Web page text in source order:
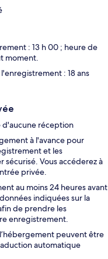
: 13 h 00 ; heure de
moment.
: 18 ans
réception
à l'avance pour
et les
sécurisé. Vous accéderez à
privée.
au moins 24 heures avant
indiquées sur la
de prendre les
enregistrement.
peuvent être
automatique